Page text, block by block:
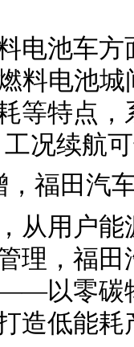
电池车
料电池
等特点
况续航
从用户
理，福
以零碳
造低能